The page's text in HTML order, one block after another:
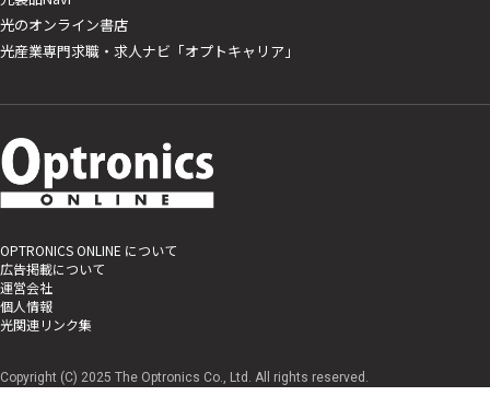
光のオンライン書店
光産業専門求職・求人ナビ「オプトキャリア」
OPTRONICS ONLINE について
広告掲載について
運営会社
個人情報
光関連リンク集
Copyright (C) 2025 The Optronics Co., Ltd. All rights reserved.